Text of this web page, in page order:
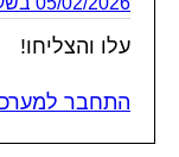
עלו והצליחו!
התחבר